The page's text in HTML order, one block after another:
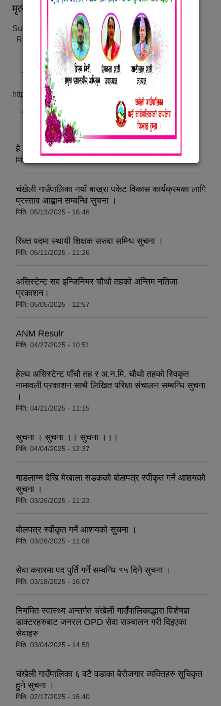
मृत्यु दर्ता
Submitted on: Thu, 05/09/2019 - 22:43
Read moreabout मृत्यु दर्ता
श्रम संसार पोर्टल हेर्नुहोस्
https://shramsansar.gov.np/
सूचना तथा समाचार
हे अ पाँचौ तहको लिखित परिक्षा सञ्चालन सम्बन्धि सुचना ।
मिति:
चंखेली गाउँपालिका नयाँ बाख्रा पकेट विकास कार्यक्रमका लागि
प्रस्ताव आह्वान सम्बन्धि सुचना ।
मिति: 05/13/2025 - 16:46
रिक्त पदमा स्थायी शिक्षक सरुवा सम्न्धि सुचना ।
मिति: 05/11/2025 - 11:26
असिस्टेन्ट सव इन्जिनियर चौथो तहको अन्तिम नतिजा
प्रकाशन।
मिति: 05/05/2025 - 12:57
ANM Resulr
मिति: 04/27/2025 - 10:51
हेल्थ असिस्टेन्ट पाँचौ तह र अ.न.मि. चौथो तहको स्विकृत
नामावली प्रकाशन साथै लिखित परिक्षा संचालन सम्बन्धि सुचना
।
मिति: 04/21/2025 - 11:15
सुचना । सुचना ।। सुचना ।।।
मिति: 04/04/2025 - 12:37
गाडलाग्न देखि मेखाला सडकको बोलपत्र स्वीकृत गर्ने आशयको
सुचना ।
मिति: 03/26/2025 - 11:23
बोलपत्र स्वीकृत गर्ने आशयको सुचना ।
मिति: 03/26/2025 - 11:08
सेवा करारमा पद पुर्ति गर्ने सम्बन्धि १५ दिने सुचना ।
मिति: 03/18/2025 - 16:07
नियमित स्वास्थ्य अन्तर्गत चंखेली गाउँपालिकाद्धारा विशेषज्ञ
डाक्टरहरुबाट जनरल OPD सेवा सञ्चालन गरी दिइएका
सेवाहरु
मिति: 03/04/2025 - 14:59
चंखेली गाउँपालिका ६ वटै वडाका बेरोजगार व्यक्तिहरु सुचिकृत
हुने सुचना ।
मिति: 02/17/2025 - 16:40